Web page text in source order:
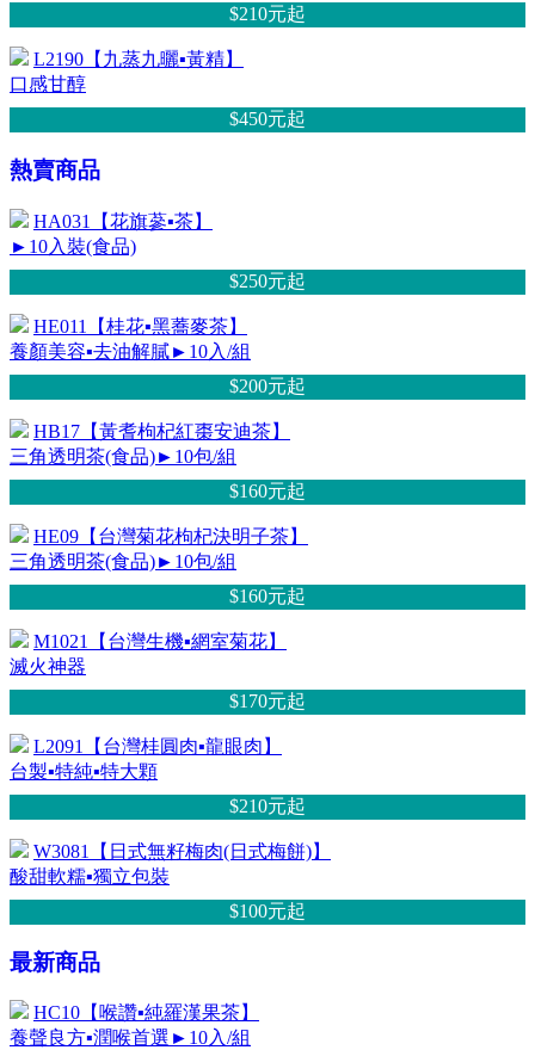
$210元起
L2190【九蒸九曬▪黃精】
口感甘醇
$450元起
熱賣商品
HA031【花旗蔘▪茶】
►10入裝(食品)
$250元起
HE011【桂花▪黑蕎麥茶】
養顏美容▪去油解膩►10入/組
$200元起
HB17【黃耆枸杞紅棗安迪茶】
三角透明茶(食品)►10包/組
$160元起
HE09【台灣菊花枸杞決明子茶】
三角透明茶(食品)►10包/組
$160元起
M1021【台灣生機▪網室菊花】
滅火神器
$170元起
L2091【台灣桂圓肉▪龍眼肉】
台製▪特純▪特大顆
$210元起
W3081【日式無籽梅肉(日式梅餅)】
酸甜軟糯▪獨立包裝
$100元起
最新商品
HC10【喉讚▪純羅漢果茶】
養聲良方▪潤喉首選►10入/組